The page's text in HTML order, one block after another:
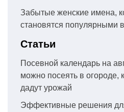
Забытые женские имена,
становятся популярными
Статьи
Посевной календарь на
можно посеять в огороде,
дадут урожай
Эффективные решения